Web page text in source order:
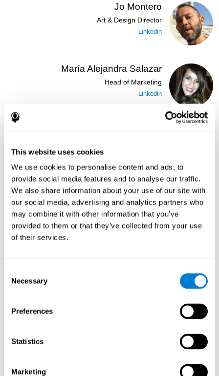
This website uses cookies
We use cookies to personalise content and ads, to
provide social media features and to analyse our traffic.
We also share information about your use of our site with
our social media, advertising and analytics partners who
may combine it with other information that you’ve
provided to them or that they’ve collected from your use
of their services.
Selection
Necessary
Preferences
Statistics
Marketing
Jo Montero
Art & Design Director
Linkedin
María Alejandra Salazar
Head of Marketing
Linkedin
Javier Díaz
Quality Assurance Manager
Linkedin